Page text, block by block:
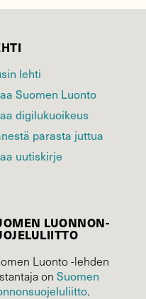
lehti
Suomen Luonto
digilukuoikeus
parasta juttua
uutiskirje
LUONNON­
Luonto -lehden
on Suomen
.